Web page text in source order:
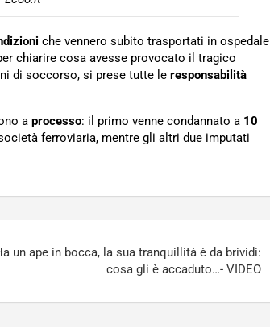
che vennero subito trasportati in ospedale
chiarire cosa avesse provocato il tragico
di soccorso, si prese tutte le responsabilità
a processo: il primo venne condannato a 10
ferroviaria, mentre gli altri due imputati
un ape in bocca, la sua tranquillità è da brividi:
cosa gli è accaduto…- VIDEO